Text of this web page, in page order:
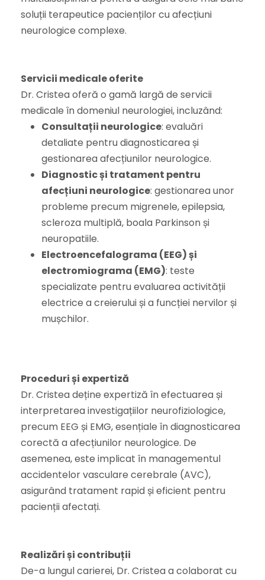
soluții terapeutice pacienților cu afecțiuni
neurologice complexe.
Servicii medicale oferite
Dr. Cristea oferă o gamă largă de servicii
medicale în domeniul neurologiei, incluzând:
Consultații neurologice: evaluări
detaliate pentru diagnosticarea și
gestionarea afecțiunilor neurologice.
Diagnostic și tratament pentru
afecțiuni neurologice: gestionarea unor
probleme precum migrenele, epilepsia,
scleroza multiplă, boala Parkinson și
neuropatiile.
Electroencefalograma (EEG) și
electromiograma (EMG): teste
specializate pentru evaluarea activității
electrice a creierului și a funcției nervilor și
mușchilor.
Proceduri și expertiză
Dr. Cristea deține expertiză în efectuarea și
interpretarea investigațiilor neurofiziologice,
precum EEG și EMG, esențiale în diagnosticarea
corectă a afecțiunilor neurologice. De
asemenea, este implicat în managementul
accidentelor vasculare cerebrale (AVC),
asigurând tratament rapid și eficient pentru
pacienții afectați.
Realizări și contribuții
De-a lungul carierei, Dr. Cristea a colaborat cu